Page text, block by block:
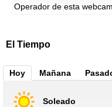
Operador de esta
El Tiempo
Hoy Mañana
Soleado